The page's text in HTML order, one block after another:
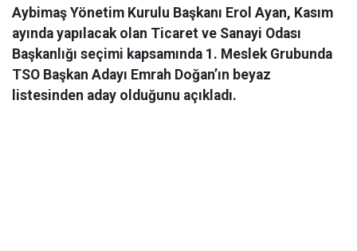
Aybimaş Yönetim Kurulu Başkanı Erol Ayan, Kasım
ayında yapılacak olan Ticaret ve Sanayi Odası
Başkanlığı seçimi kapsamında 1. Meslek Grubunda
TSO Başkan Adayı Emrah Doğan’ın beyaz
listesinden aday olduğunu açıkladı.